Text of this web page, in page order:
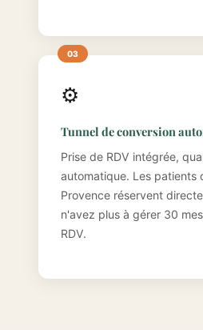
⚙️
Tunnel de conversion
Prise de RDV intégrée,
automatique. Les patients
Provence réservent
n'avez plus à gérer 30
RDV.